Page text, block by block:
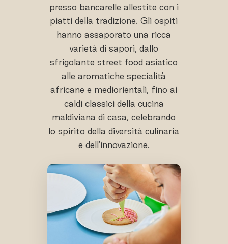
presso bancarelle allestite con i
piatti della tradizione. Gli ospiti
hanno assaporato una ricca
varietà di sapori, dallo
sfrigolante street food asiatico
alle aromatiche specialità
africane e mediorientali, fino ai
caldi classici della cucina
maldiviana di casa, celebrando
lo spirito della diversità culinaria
e dell'innovazione.